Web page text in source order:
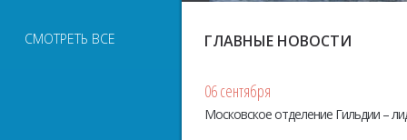
СМОТРЕТЬ ВСЕ ГЛАВНЫЕ НОВОСТИ
06 сентября
Московское отделение Гильдии –